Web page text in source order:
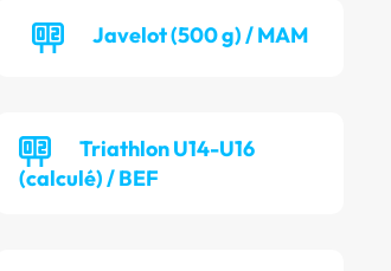
Javelot (500 g) / MAM
Triathlon U14-U16
(calculé) / BEF